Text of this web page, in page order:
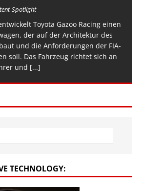
Spotlight
Toyota Gazoo Racing einen
der auf der Architektur des
und die Anforderungen der FIA-
soll. Das Fahrzeug richtet sich an
und [...]
TECHNOLOGY: